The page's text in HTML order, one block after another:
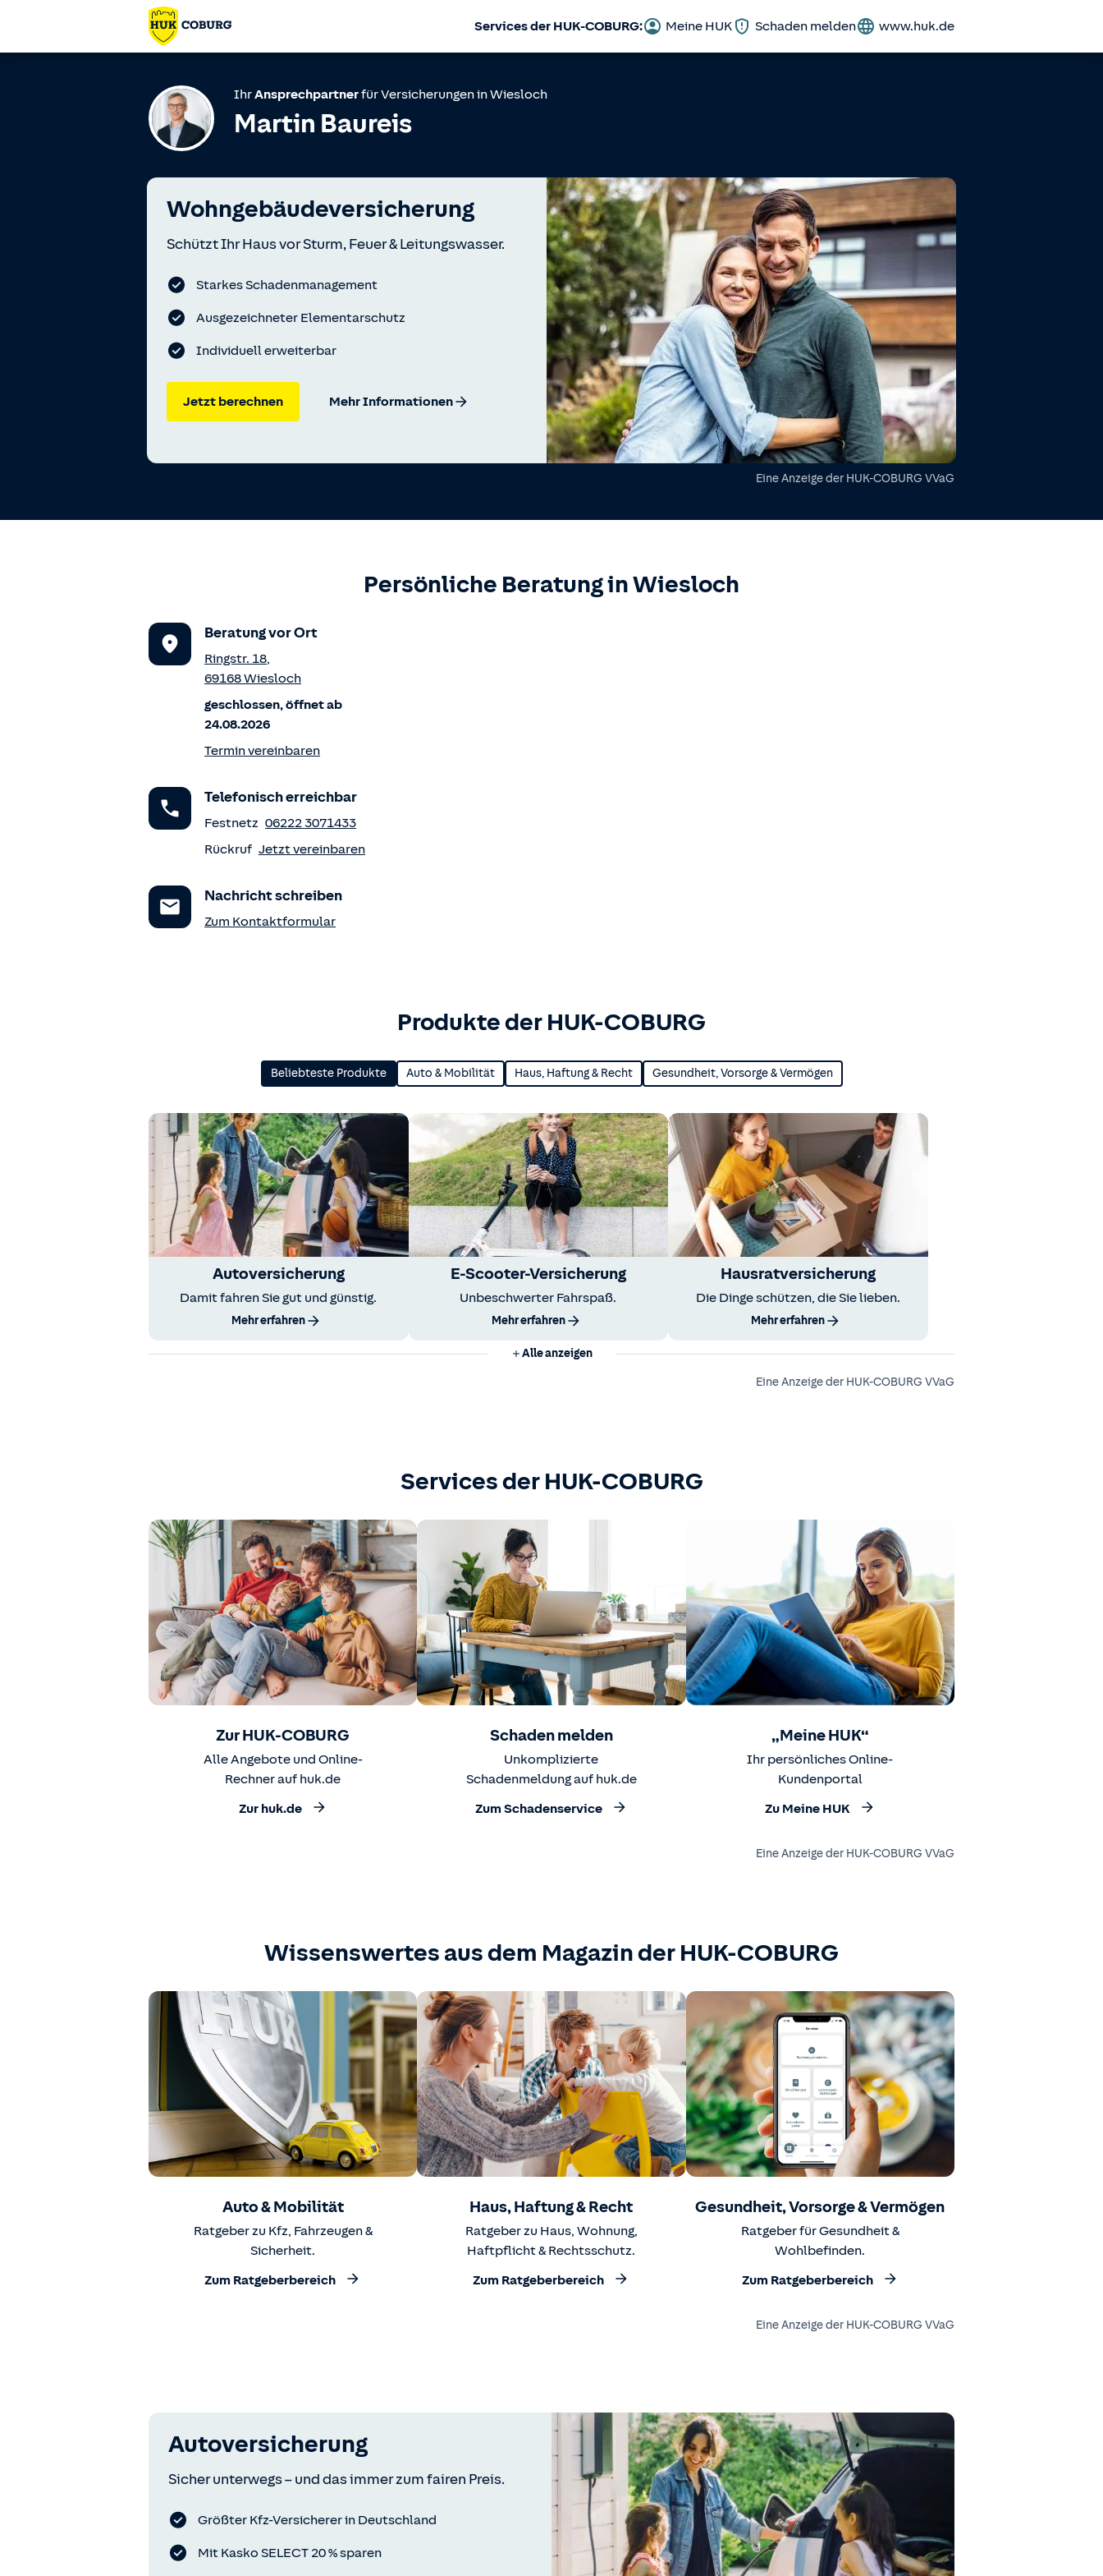
Services der HUK-COBURG: Meine HUK Schaden melden www.huk.de
IhrAnsprechpartnerfür Versicherungen inWiesloch
Martin Baureis
Wohngebäudeversicherung
Schützt Ihr Haus vor Sturm, Feuer & Leitungswasser.
Starkes Schadenmanagement
Ausgezeichneter Elementarschutz
Individuell erweiterbar
Jetzt berechnen Mehr Informationen
Eine Anzeige der HUK-COBURG VVaG
Persönliche Beratung inWiesloch
Beratung vor Ort
Ringstr. 18,
69168Wiesloch
geschlossen, öffnet ab
24.08.2026
Termin vereinbaren
Telefonisch erreichbar
Festnetz 06222 3071433
Rückruf Jetzt vereinbaren
Nachricht schreiben
Zum Kontaktformular
Produkte der HUK-COBURG
Beliebteste Produkte Auto & Mobilität Haus, Haftung & Recht Gesundheit, Vorsorge & Vermögen
Autoversicherung
Damit fahren Sie gut und günstig.
Mehr erfahren
E-Scooter-Versicherung
Unbeschwerter Fahrspaß.
Mehr erfahren
Hausratversicherung
Die Dinge schützen, die Sie lieben.
Mehr erfahren
Alle anzeigen
Eine Anzeige der HUK-COBURG VVaG
Services der HUK-COBURG
Zur HUK-COBURG
Alle Angebote und Online-
Rechner auf huk.de
Zur huk.de
Schaden melden
Unkomplizierte
Schadenmeldung auf huk.de
Zum Schadenservice
„Meine HUK“
Ihr persönliches Online-
Kundenportal
Zu Meine HUK
Eine Anzeige der HUK-COBURG VVaG
Wissenswertes aus dem Magazin der HUK-COBURG
Auto & Mobilität
Ratgeber zu Kfz, Fahrzeugen &
Sicherheit.
Zum Ratgeberbereich
Haus, Haftung & Recht
Ratgeber zu Haus, Wohnung,
Haftpflicht & Rechtsschutz.
Zum Ratgeberbereich
Gesundheit, Vorsorge & Vermögen
Ratgeber für Gesundheit &
Wohlbefinden.
Zum Ratgeberbereich
Eine Anzeige der HUK-COBURG VVaG
Autoversicherung
Sicher unterwegs – und das immer zum fairen Preis.
Größter Kfz-Versicherer in Deutschland
Mit Kasko SELECT 20 % sparen